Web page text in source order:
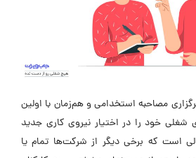
مصاحبه استخدامی و هم‌زمان با اولین
شغلی خود را در اختیار نیروی کاری جدید
است که برخی دیگر از شرکت‌ها تمام یا